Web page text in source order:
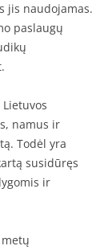
jis naudojamas.
paslaugų
namus ir
Todėl yra
susidūręs
ir